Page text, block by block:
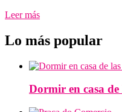
Leer más
Lo más popular
Dormir en casa de